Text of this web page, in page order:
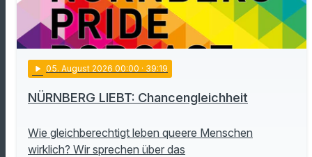
play_arrow 05. August 2026 00:00 · 39:19
NÜRNBERG LIEBT: Chancengleichheit
Wie gleichberechtigt leben queere Menschen
wirklich? Wir sprechen über das